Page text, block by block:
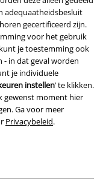
adequaatheidsbesluit
gecertificeerd zijn.
voor het gebruik
je toestemming ook
- in dat geval worden
je individuele
instellen’ te klikken.
gewenst moment hier
Ga voor meer
Privacybeleid.